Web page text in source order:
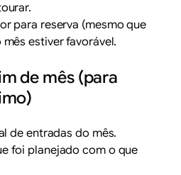
para reserva (mesmo que
mês estiver favorável.
de mês (para
de entradas do mês.
foi planejado com o que